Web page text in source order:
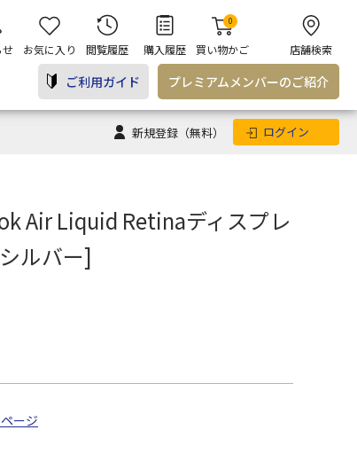
せ お気に入り 閲覧履歴 購入履歴 買い物かご
0
店舗検索
ご利用ガイド プレミアム メンバーのご紹介
新規登録 （無料） ログイン
Air Liquid Retinaディスプレ
ルバー]
ージ